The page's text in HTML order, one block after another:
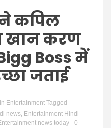
कपिल
खान करण
Boss में
जताई
in Entertainment Tagged
news, Entertainment Hindi
news today - 0